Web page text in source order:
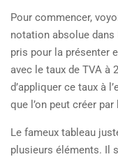
Pour commencer,
notation absolue dans
pris pour la présenter
avec le taux de TVA à
d’appliquer ce taux à
que l’on peut créer par
Le fameux tableau
plusieurs éléments. Il